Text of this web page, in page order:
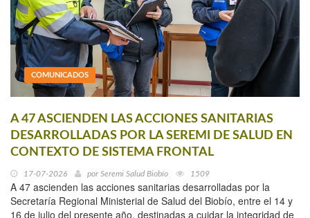
COMUNICADOS
A 47 ASCIENDEN LAS ACCIONES SANITARIAS
DESARROLLADAS POR LA SEREMI DE SALUD EN
CONTEXTO DE SISTEMA FRONTAL
17-07-2026 por Seremi Salud Biobío 1509
A 47 ascienden las acciones sanitarias desarrolladas por la
Secretaría Regional Ministerial de Salud del Biobío, entre el 14 y
16 de julio del presente año, destinadas a cuidar la integridad de